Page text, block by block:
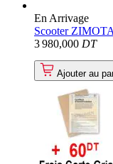
En Arrivage
Scooter
3 980,000 DT
Ajouter au